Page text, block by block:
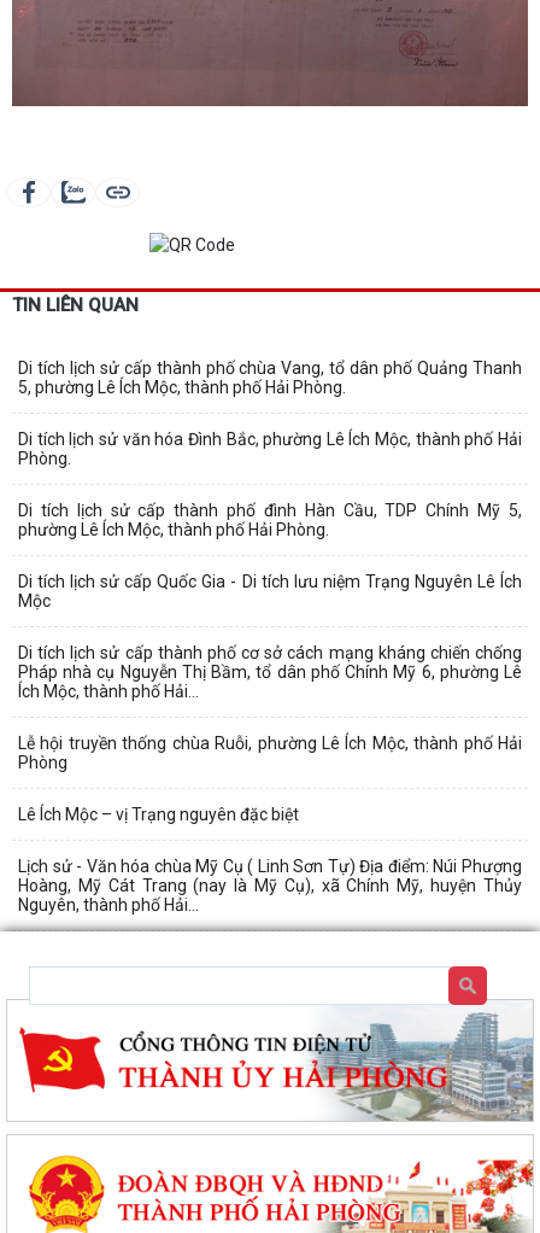
TIN LIÊN QUAN
Di tích lịch sử cấp thành phố chùa Vang, tổ dân phố Quảng Thanh
5, phường Lê Ích Mộc, thành phố Hải Phòng.
Di tích lịch sử văn hóa Đình Bắc, phường Lê Ích Mộc, thành phố Hải
Phòng.
Di tích lịch sử cấp thành phố đình Hàn Cầu, TDP Chính Mỹ 5,
phường Lê Ích Mộc, thành phố Hải Phòng.
Di tích lịch sử cấp Quốc Gia - Di tích lưu niệm Trạng Nguyên Lê Ích
Mộc
Di tích lịch sử cấp thành phố cơ sở cách mạng kháng chiến chống
Pháp nhà cụ Nguyễn Thị Bầm, tổ dân phố Chính Mỹ 6, phường Lê
Ích Mộc, thành phố Hải...
Lễ hội truyền thống chùa Ruỗi, phường Lê Ích Mộc, thành phố Hải
Phòng
Lê Ích Mộc – vị Trạng nguyên đặc biệt
Lịch sử - Văn hóa chùa Mỹ Cụ ( Linh Sơn Tự) Địa điểm: Núi Phượng
Hoàng, Mỹ Cát Trang (nay là Mỹ Cụ), xã Chính Mỹ, huyện Thủy
Nguyên, thành phố Hải...